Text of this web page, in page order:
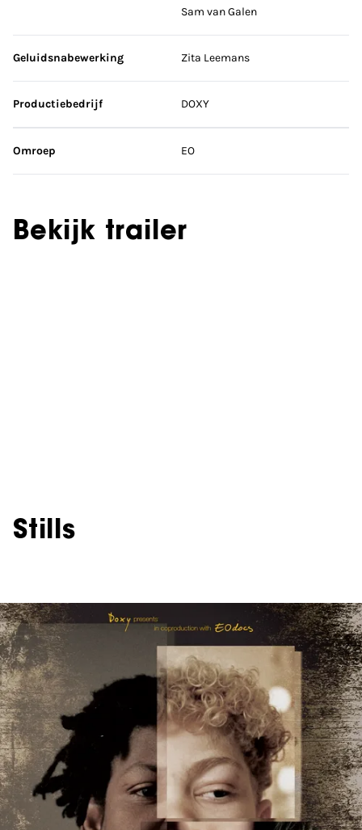
Sam van Galen
Geluidsnabewerking Zita Leemans
Productiebedrijf DOXY
Omroep EO
Bekijk trailer
Stills